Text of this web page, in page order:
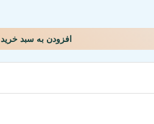
افزودن به سبد خرید